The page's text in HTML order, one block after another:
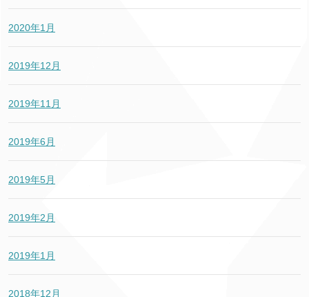
2020年1月
2019年12月
2019年11月
2019年6月
2019年5月
2019年2月
2019年1月
2018年12月